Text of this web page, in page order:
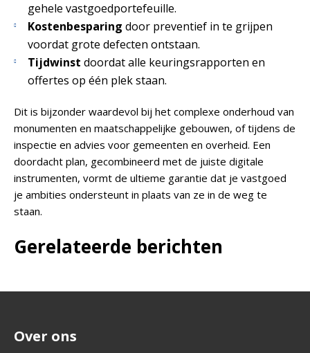
gehele vastgoedportefeuille.
Kostenbesparing door preventief in te grijpen
voordat grote defecten ontstaan.
Tijdwinst doordat alle keuringsrapporten en
offertes op één plek staan.
Dit is bijzonder waardevol bij het complexe onderhoud van
monumenten en maatschappelijke gebouwen, of tijdens de
inspectie en advies voor gemeenten en overheid. Een
doordacht plan, gecombineerd met de juiste digitale
instrumenten, vormt de ultieme garantie dat je vastgoed
je ambities ondersteunt in plaats van ze in de weg te
staan.
Gerelateerde berichten
Over ons